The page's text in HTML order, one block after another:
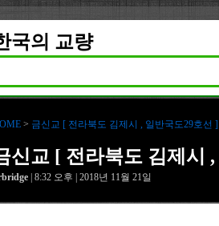
국의 교량
> 금신교 [ 전라북도 김제시 , 일반국도29호선 ]
신교 [ 전라북도 김제시
| 8:32 오후 | 2018년 11월 21일